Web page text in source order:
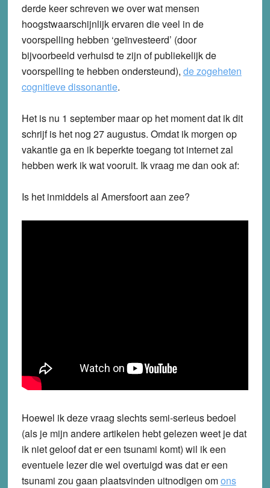
derde keer schreven we over wat mensen
hoogstwaarschijnlijk ervaren die veel in de
voorspelling hebben ‘geïnvesteerd’ (door
bijvoorbeeld verhuisd te zijn of publiekelijk de
voorspelling te hebben ondersteund), de zogeheten
cognitieve dissonantie.
Het is nu 1 september maar op het moment dat ik dit
schrijf is het nog 27 augustus. Omdat ik morgen op
vakantie ga en ik beperkte toegang tot internet zal
hebben werk ik wat vooruit. Ik vraag me dan ook af:
Is het inmiddels al Amersfoort aan zee?
Hoewel ik deze vraag slechts semi-serieus bedoel
(als je mijn andere artikelen hebt gelezen weet je dat
ik niet geloof dat er een tsunami komt) wil ik een
eventuele lezer die wel overtuigd was dat er een
tsunami zou gaan plaatsvinden uitnodigen omons